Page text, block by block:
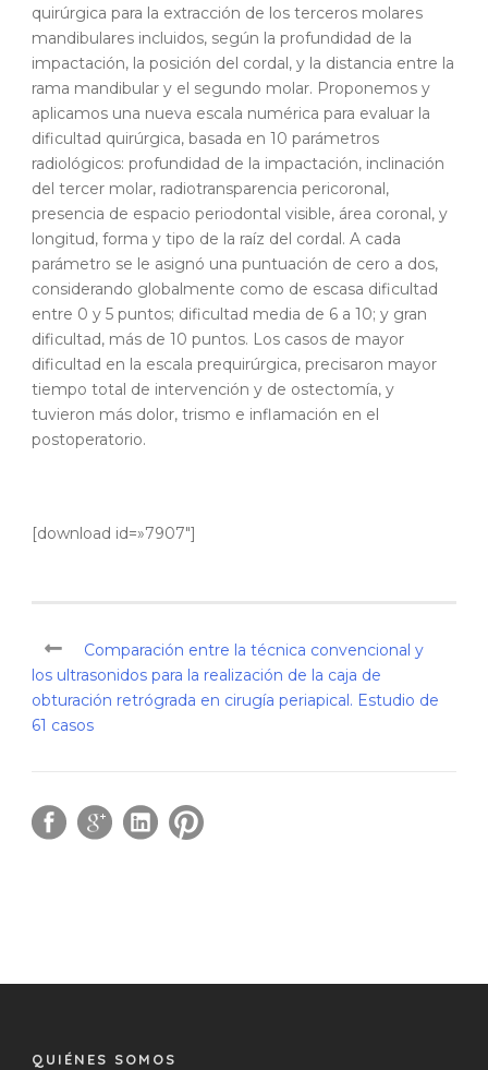
quirúrgica para la extracción de los terceros molares
mandibulares incluidos, según la profundidad de la
impactación, la posición del cordal, y la distancia entre la
rama mandibular y el segundo molar. Proponemos y
aplicamos una nueva escala numérica para evaluar la
dificultad quirúrgica, basada en 10 parámetros
radiológicos: profundidad de la impactación, inclinación
del tercer molar, radiotransparencia pericoronal,
presencia de espacio periodontal visible, área coronal, y
longitud, forma y tipo de la raíz del cordal. A cada
parámetro se le asignó una puntuación de cero a dos,
considerando globalmente como de escasa dificultad
entre 0 y 5 puntos; dificultad media de 6 a 10; y gran
dificultad, más de 10 puntos. Los casos de mayor
dificultad en la escala prequirúrgica, precisaron mayor
tiempo total de intervención y de ostectomía, y
tuvieron más dolor, trismo e inflamación en el
postoperatorio.
[download id=»7907″]
Comparación entre la técnica convencional y
los ultrasonidos para la realización de la caja de
obturación retrógrada en cirugía periapical. Estudio de
61 casos
QUIÉNES SOMOS